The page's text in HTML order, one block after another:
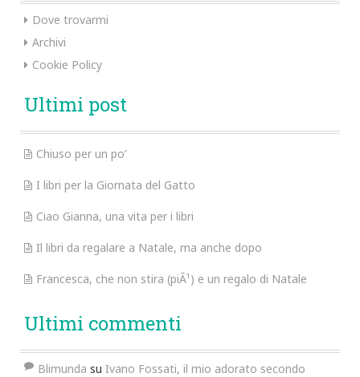
Dove trovarmi
Archivi
Cookie Policy
Ultimi post
Chiuso per un po’
I libri per la Giornata del Gatto
Ciao Gianna, una vita per i libri
Il libri da regalare a Natale, ma anche dopo
Francesca, che non stira (piÃ¹) e un regalo di Natale
Ultimi commenti
Blimunda su Ivano Fossati, il mio adorato secondo